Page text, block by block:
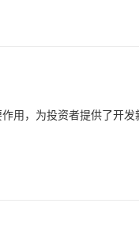
用，为投资者提供了开